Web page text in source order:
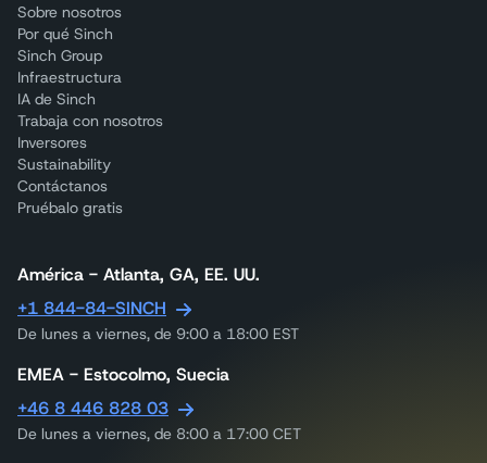
Sobre nosotros
Por qué Sinch
Sinch Group
Infraestructura
IA de Sinch
Trabaja con nosotros
Inversores
Sustainability
Contáctanos
Pruébalo gratis
América - Atlanta, GA, EE. UU.
+1 844-84-SINCH
De lunes a viernes, de 9:00 a 18:00 EST
EMEA - Estocolmo, Suecia
+46 8 446 828 03
De lunes a viernes, de 8:00 a 17:00 CET